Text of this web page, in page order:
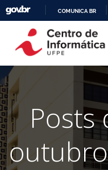
COMUNICA BR
Posts